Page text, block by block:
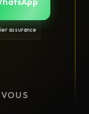
assurance